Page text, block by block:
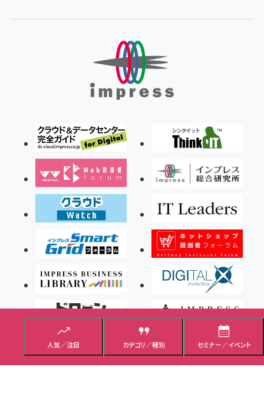
人気／注目 カテゴリ／種別 セミナー／イベント